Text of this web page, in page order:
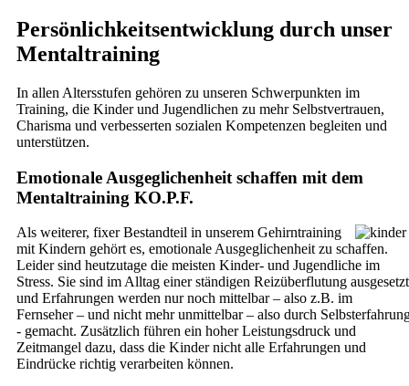
Persönlichkeitsentwicklung durch unser
Mentaltraining
In allen Altersstufen gehören zu unseren Schwerpunkten im
Training, die Kinder und Jugendlichen zu mehr Selbstvertrauen,
Charisma und verbesserten sozialen Kompetenzen begleiten und
unterstützen.
Emotionale Ausgeglichenheit schaffen mit dem
Mentaltraining KO.P.F.
Als weiterer, fixer Bestandteil in unserem Gehirntraining
mit Kindern gehört es, emotionale Ausgeglichenheit zu schaffen.
Leider sind heutzutage die meisten Kinder- und Jugendliche im
Stress. Sie sind im Alltag einer ständigen Reizüberflutung ausgesetzt
und Erfahrungen werden nur noch mittelbar – also z.B. im
Fernseher – und nicht mehr unmittelbar – also durch
- gemacht. Zusätzlich führen ein hoher Leistungsdruck und
Zeitmangel dazu, dass die Kinder nicht alle Erfahrungen und
Eindrücke richtig verarbeiten können.